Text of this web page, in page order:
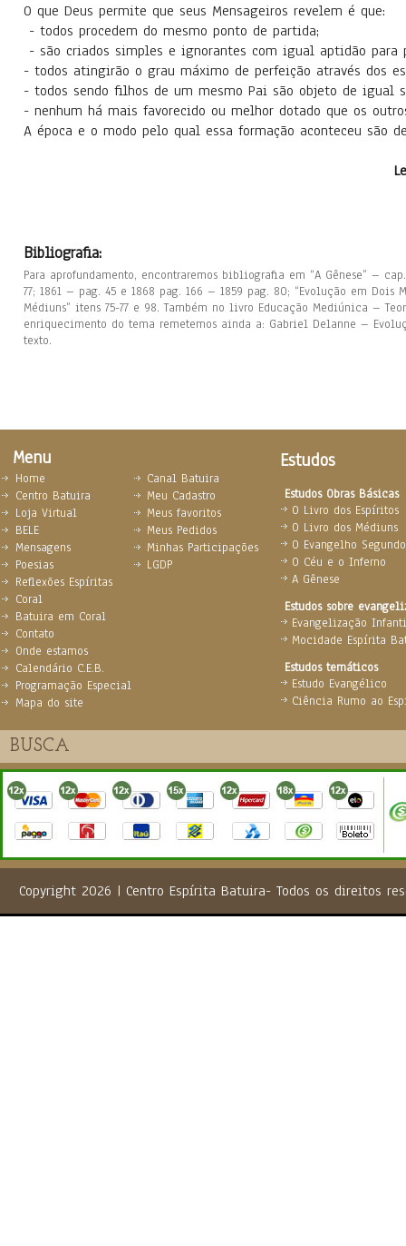
O que Deus permite que seus Mensageiros revelem é que:
- todos procedem do mesmo ponto de partida;
- são criados simples e ignorantes com igual aptidão
- todos atingirão o grau máximo de perfeição através dos
- todos sendo filhos de um mesmo Pai são objeto de igual
- nenhum há mais favorecido ou melhor dotado que os
A época e o modo pelo qual essa formação aconteceu são
Bibliografia:
Para aprofundamento, encontraremos bibliografia em “A Gênese” –
77; 1861 – pag. 45 e 1868 pag. 166 – 1859 pag. 80; “Evolução em
Médiuns” itens 75-77 e 98. Também no livro Educação Mediúnica –
enriquecimento do tema remetemos ainda a: Gabriel Delanne –
texto.
Menu Estudos
Estudos Obras Básicas
O Livro dos Espíritos
O Livro dos Médiuns
O Evangelho
O Céu e o Inferno
A Gênese
Estudos sobre
Evangelização
Mocidade Espírita
Estudos temáticos
Estudo Evangélico
Ciência Rumo ao
Home
Centro Batuira
Loja Virtual
BELE
Mensagens
Poesias
Reflexões Espíritas
Coral
Batuira em Coral
Contato
Onde estamos
Calendário C.E.B.
Programação Especial
Mapa do site
Canal Batuira
Meu Cadastro
Meus favoritos
Meus Pedidos
Minhas Participações
LGDP
Copyright 2026 | Centro Espírita Batuira- Todos os